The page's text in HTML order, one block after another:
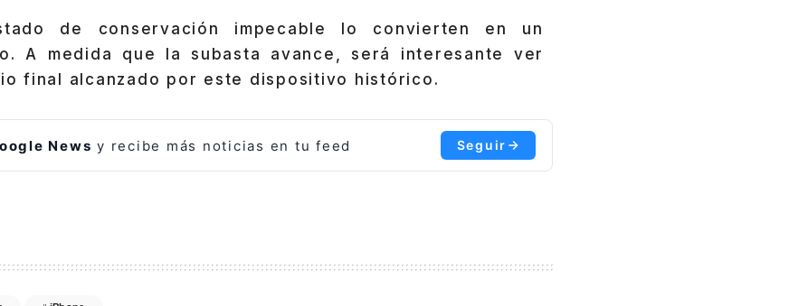
de conservación impecable lo convierten en un
A medida que la subasta avance, será interesante ver
final alcanzado por este dispositivo histórico.
News y recibe más noticias en tu feed Seguir